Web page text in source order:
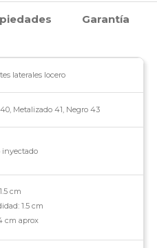
Garantía
laterales locero
Metalizado 41, Negro 43
inyectado
cm
1.5 cm
cm aprox